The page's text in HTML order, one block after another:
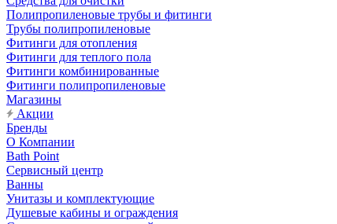
Полипропиленовые трубы и фитинги
Трубы полипропиленовые
Фитинги для отопления
Фитинги для теплого пола
Фитинги комбинированные
Фитинги полипропиленовые
Магазины
Акции
Бренды
О Компании
Bath Point
Сервисный центр
Ванны
Унитазы и комплектующие
Душевые кабины и ограждения